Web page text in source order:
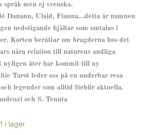
språk men ej svenska.
Danann, Ulaid, Fianna…detta är namnen
nedstigande hjältar som omtalas i
Korten berättar om bragderna hos det
nära relation till naturens andliga
nyligen åter har kommit till ny
Tarot leder oss på en underbar resa
legender som alltid förblir aktuella.
och S. Tenuta
1 i lager